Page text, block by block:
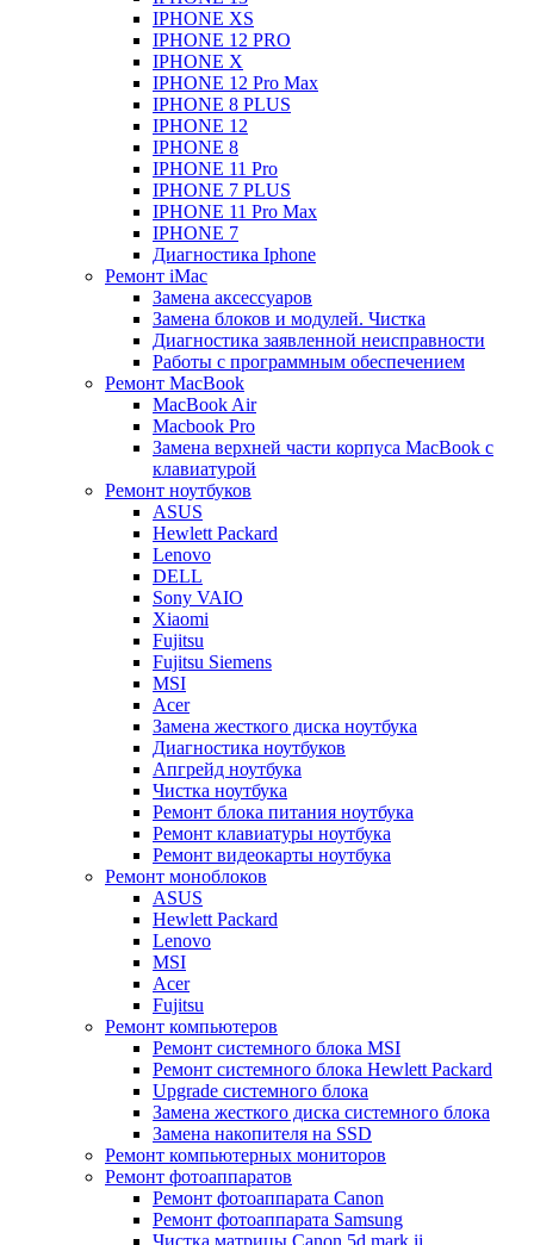
IPHONE XS
IPHONE 12 PRO
IPHONE X
IPHONE 12 Pro Max
IPHONE 8 PLUS
IPHONE 12
IPHONE 8
IPHONE 11 Pro
IPHONE 7 PLUS
IPHONE 11 Pro Max
IPHONE 7
Диагностика Iphone
Ремонт iMac
Замена аксессуаров
Замена блоков и модулей. Чистка
Диагностика заявленной неисправности
Работы с программным обеспечением
Ремонт MacBook
MacBook Air
Macbook Pro
Замена верхней части корпуса MacBook с
клавиатурой
Ремонт ноутбуков
ASUS
Hewlett Packard
Lenovo
DELL
Sony VAIO
Xiaomi
Fujitsu
Fujitsu Siemens
MSI
Acer
Замена жесткого диска ноутбука
Диагностика ноутбуков
Апгрейд ноутбука
Чистка ноутбука
Ремонт блока питания ноутбука
Ремонт клавиатуры ноутбука
Ремонт видеокарты ноутбука
Ремонт моноблоков
ASUS
Hewlett Packard
Lenovo
MSI
Acer
Fujitsu
Ремонт компьютеров
Ремонт системного блока MSI
Ремонт системного блока Hewlett Packard
Upgrade системного блока
Замена жесткого диска системного блока
Замена накопителя на SSD
Ремонт компьютерных мониторов
Ремонт фотоаппаратов
Ремонт фотоаппарата Canon
Ремонт фотоаппарата Samsung
Чистка матрицы Canon 5d mark ii